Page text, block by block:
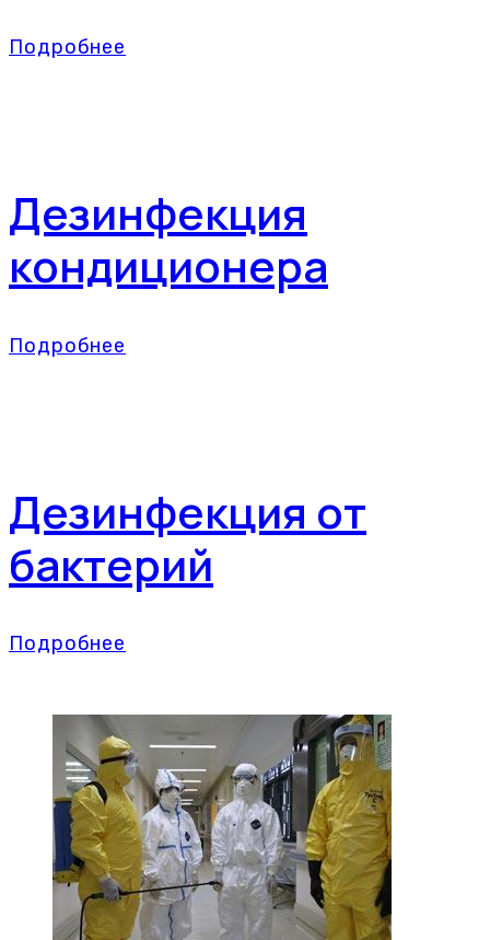
Подробнее
Дезинфекция
кондиционера
Подробнее
Дезинфекция от
бактерий
Подробнее